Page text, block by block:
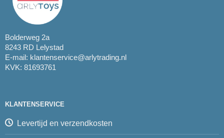
Bolderweg 2a
8243 RD Lelystad
E-mail: klantenservice@arlytrading.nl
KVK: 81693761
KLANTENSERVICE
Levertijd en verzendkosten